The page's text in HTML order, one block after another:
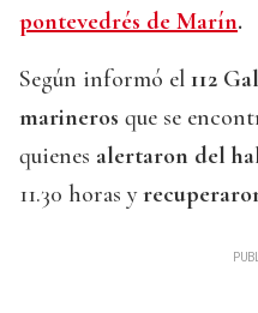
pontevedrés de Marín.
Según informó el 112
marineros que se
quienes alertaron del
11.30 horas y